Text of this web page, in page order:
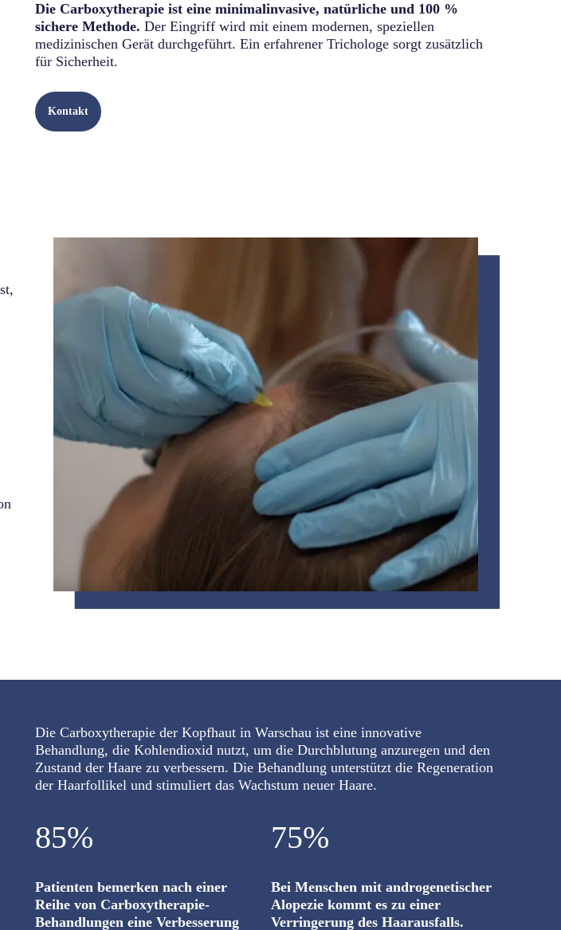
Die Carboxytherapie ist eine minimalinvasive, natürliche und 100 %
sichere Methode. Der Eingriff wird mit einem modernen, speziellen
medizinischen Gerät durchgeführt. Ein erfahrener Trichologe sorgt zusätzlich
für Sicherheit.
Kontakt
Die Carboxytherapie der Kopfhaut in Warschau ist eine innovative
Behandlung, die Kohlendioxid nutzt, um die Durchblutung anzuregen und den
Zustand der Haare zu verbessern. Die Behandlung unterstützt die Regeneration
der Haarfollikel und stimuliert das Wachstum neuer Haare.
85%
Patienten bemerken nach einer
Reihe von Carboxytherapie-
Behandlungen eine Verbesserung
75%
Bei Menschen mit androgenetischer
Alopezie kommt es zu einer
Verringerung des Haarausfalls.